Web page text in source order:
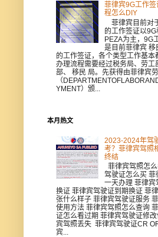
菲律宾9G工作签
程怎么DIY
菲律宾目前对
的工作签证以9G
PEZA为主，9G
是目前菲律宾 移
的工作签证，各个类型工作基本
办理流程需要经过税务局、劳工
部、 移民 局。先获得由菲律宾
（
YMENT）颁...
本月热文
2023-2024年驾
考？菲律宾驾照
终结
菲律宾驾照怎
驾驶证怎么买 菲
一天办理 菲律宾
换证 菲律宾驾驶证到期换证 菲
张什么样子 菲律宾驾驶证服务
使用方法 菲律宾驾照怎么查询
证怎么看过期 菲律宾驾驶证修
宾驾照丢失 菲律宾驾驶证CR
宾...